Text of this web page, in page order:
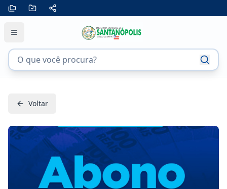
Voltar